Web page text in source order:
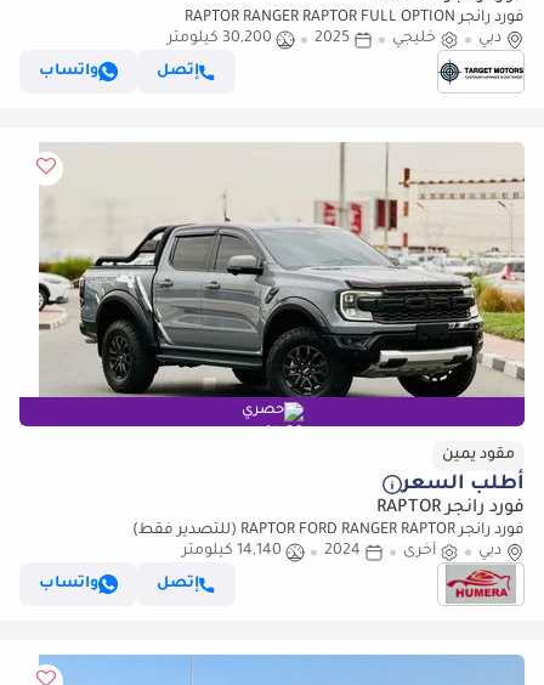
فورد رانجر RAPTOR RANGER RAPTOR FULL OPTION
دبي
خليجي 2025
30,200 كيلومتر
إتصل
واتساب
حصري
مقود يمين
أطلب السعر
فورد رانجر RAPTOR
فورد رانجر RAPTOR FORD RANGER RAPTOR (للتصدير فقط)
دبي
أخرى 2024
14,140 كيلومتر
إتصل
واتساب